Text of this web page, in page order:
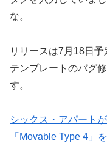
な。
リリースは7月18日
テンプレートのバグ
す。
シックス・アパート
「Movable Type 4」